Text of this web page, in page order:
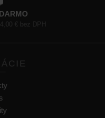
€ bez DPH